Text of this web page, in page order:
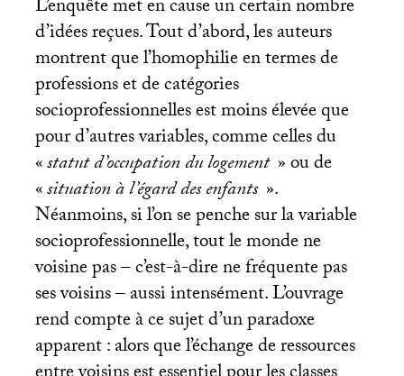
L’enquête met en cause un certain nombre
d’idées reçues. Tout d’abord, les auteurs
montrent que l’homophilie en termes de
professions et de catégories
socioprofessionnelles est moins élevée que
pour d’autres variables, comme celles du
«statut d’occupation du logement » ou de
«situation à l’égard des enfants ».
Néanmoins, si l’on se penche sur la variable
socioprofessionnelle, tout le monde ne
voisine pas – c’est-à-dire ne fréquente pas
ses voisins – aussi intensément. L’ouvrage
rend compte à ce sujet d’un paradoxe
apparent : alors que l’échange de ressources